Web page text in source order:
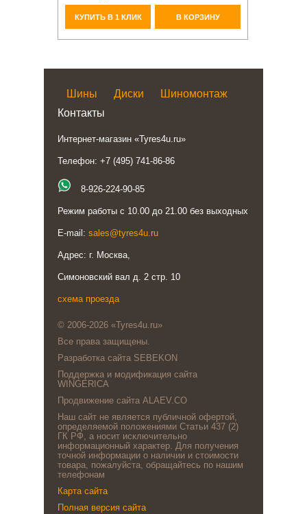
КУПИТЬ В 1 КЛИК В КОРЗИНУ
Шины Диски
Шиномонтаж
Контакты
Интернет-магазин «Tyres4u.ru»
Телефон: +7 (495) 741-86-86
8-926-224-90-85
Режим работы с 10.00 до 21.00 без выходных
E-mail: sales@tyres4u.ru
Адрес: г. Москва,
Симоновский вал д. 2 стр. 10
схема проезда
© 2006-2026 «Tyres4u.ru»
Все права защищены.
Разработка сайта SEBEKON
Поддержка и модификация сайта
WINGERICA
Продвижение сайта ALAEV.CO
Наш сайт не является публичной офертой,
определяемой положениями Статьи 437 (2)
ГК РФ, а носит исключительно
информационный характер. Для получения
точной информации о наличии и стоимости
товара, пожалуйста, обращайтесь по нашим
телефонам
Карта сайта
Полная версия сайта